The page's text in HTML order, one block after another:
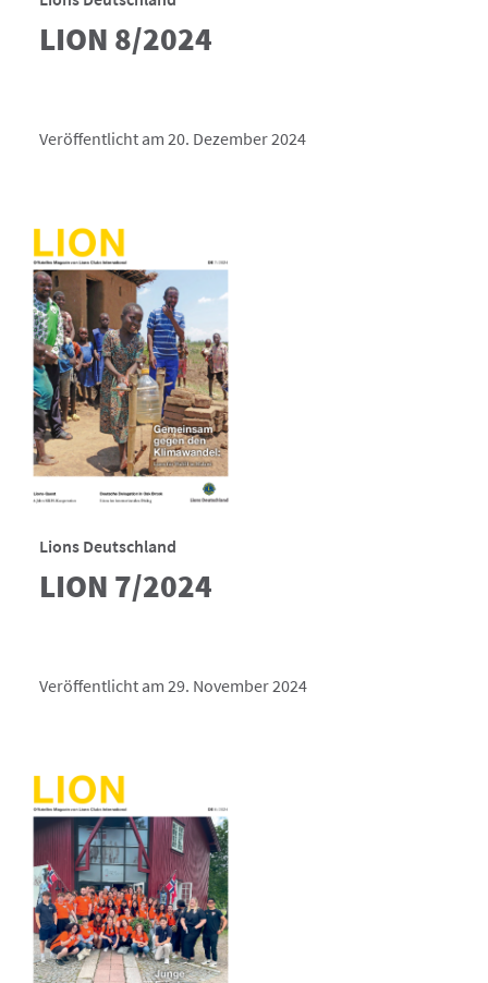
LION 8/2024
Veröffentlicht am 20. Dezember 2024
Lions Deutschland
LION 7/2024
Veröffentlicht am 29. November 2024